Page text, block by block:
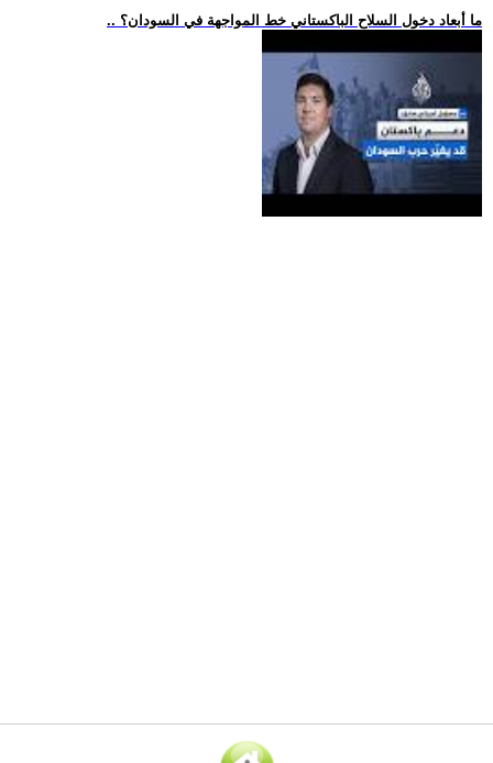
.. ما أبعاد دخول السلاح الباكستاني خط المواجهة في السودان؟